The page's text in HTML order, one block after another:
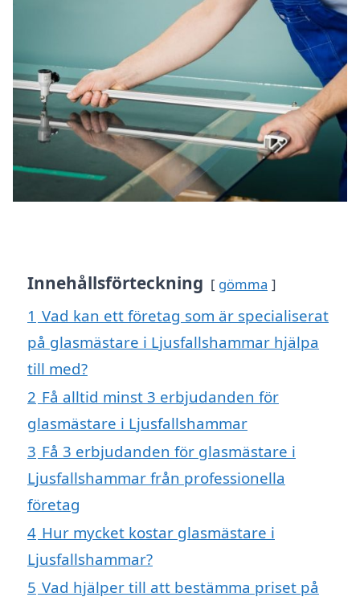
Innehållsförteckning gömma
1 Vad kan ett företag som är specialiserat
på glasmästare i Ljusfallshammar hjälpa
till med?
2 Få alltid minst 3 erbjudanden för
glasmästare i Ljusfallshammar
3 Få 3 erbjudanden för glasmästare i
Ljusfallshammar från professionella
företag
4 Hur mycket kostar glasmästare i
Ljusfallshammar?
5 Vad hjälper till att bestämma priset på